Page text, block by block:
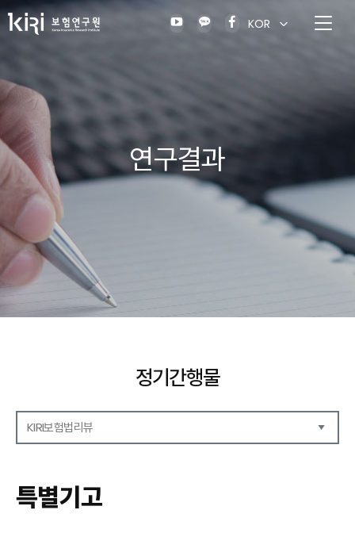
KOR
연구결과
정기간행물
KIRI보험법리뷰
보험금융연구
KIRI 리포트
특별기고